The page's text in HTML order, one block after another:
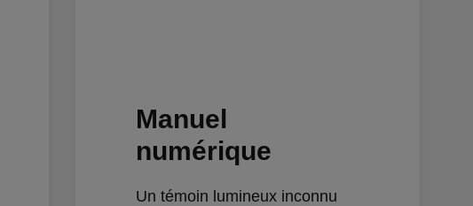
Manuel
numérique
Un témoin lumineux inconnu